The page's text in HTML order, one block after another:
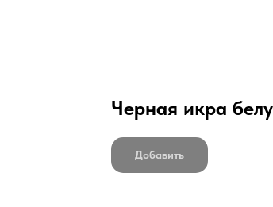
Черная икра
Добавить